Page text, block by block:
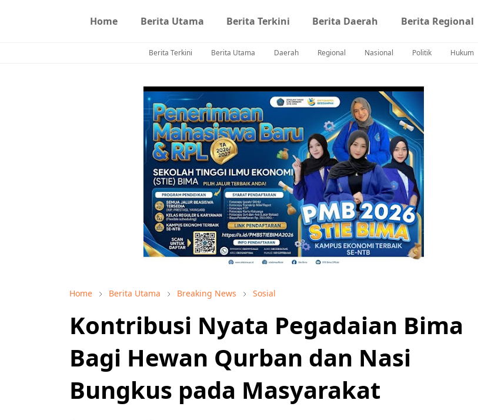
Home Berita Utama Berita Terkini Berita Daerah Berita Regional
Berita Terkini Berita Utama Daerah Regional Nasional Politik Hukum
Home Berita Utama Breaking News Sosial
Kontribusi Nyata Pegadaian Bima
Bagi Hewan Qurban dan Nasi
Bungkus pada Masyarakat